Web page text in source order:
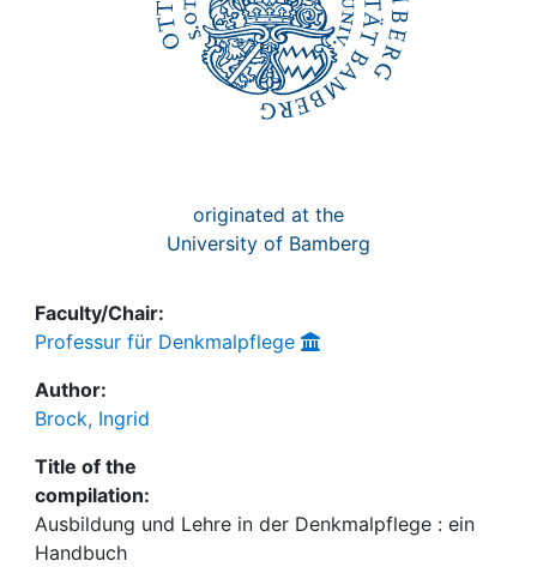
originated at the
University of Bamberg
Faculty/Chair:
Professur für Denkmalpflege
Author:
Brock, Ingrid
Title of the
compilation:
Ausbildung und Lehre in der Denkmalpflege : ein
Handbuch